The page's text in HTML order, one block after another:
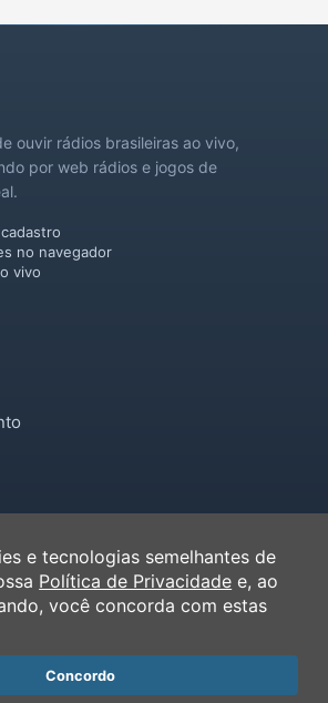
ouvir rádios brasileiras ao vivo,
por web rádios e jogos de
no navegador
vivo
e tecnologias semelhantes de
Política de Privacidade e, ao
você concorda com estas
Concordo